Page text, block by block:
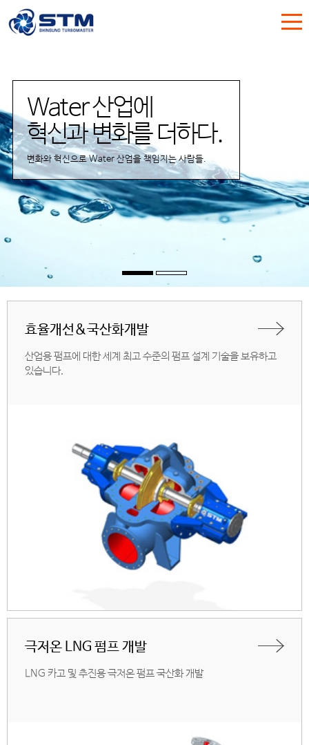
Water 산업에
혁신과 변화를 더하다.
변화와 혁신으로 Water 산업을 책임지는 사람들.
효율개선&국산화개발
산업용 펌프에 대한 세계 최고 수준의 펌프 설계 기술을 보유하고
있습니다.
극저온 LNG 펌프 개발
LNG 카고 및 추진용 극저온 펌프 국산화 개발